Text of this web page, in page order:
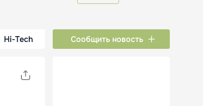
Hi-Tech Сообщить новость